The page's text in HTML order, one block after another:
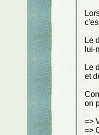
Le
lui-
Le
et
on
=>
=>